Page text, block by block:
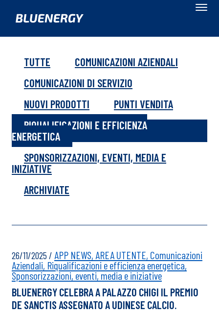
TUTTE
COMUNICAZIONI AZIENDALI
COMUNICAZIONI DI SERVIZIO
NUOVI PRODOTTI
PUNTI VENDITA
RIQUALIFICAZIONI E EFFICIENZA
ENERGETICA
SPONSORIZZAZIONI, EVENTI, MEDIA E
INIZIATIVE
ARCHIVIATE
26/11/2025 / APP NEWS, AREA UTENTE, Comunicazioni
Aziendali, Riqualificazioni e efficienza energetica,
Sponsorizzazioni, eventi, media e iniziative
BLUENERGY CELEBRA A PALAZZO CHIGI IL PREMIO
DE SANCTIS ASSEGNATO A UDINESE CALCIO.